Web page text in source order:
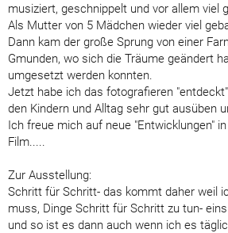
musiziert, geschnippelt und vor allem viel
Als Mutter von 5 Mädchen wieder viel
Dann kam der große Sprung von einer
Gmunden, wo sich die Träume geändert
umgesetzt werden konnten.
Jetzt habe ich das fotografieren
den Kindern und Alltag sehr gut ausüben
Ich freue mich auf neue "Entwicklungen"
Film.....
Zur Ausstellung:
Schritt für Schritt- das kommt daher weil
muss, Dinge Schritt für Schritt zu tun-
und so ist es dann auch wenn ich es